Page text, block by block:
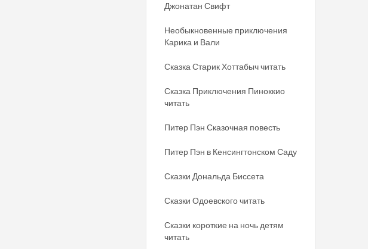
Джонатан Свифт
Необыкновенные приключения
Карика и Вали
Сказка Старик Хоттабыч читать
Сказка Приключения Пиноккио
читать
Питер Пэн Сказочная повесть
Питер Пэн в Кенсингтонском Саду
Сказки Дональда Биссета
Сказки Одоевского читать
Сказки короткие на ночь детям
читать